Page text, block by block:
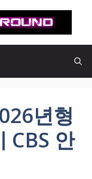
년형
CBS 안